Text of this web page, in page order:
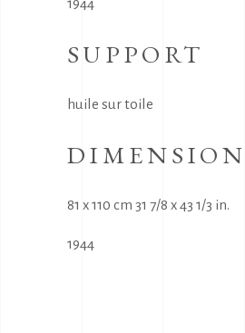
1944
SUPPORT
huile sur toile
81 x 110 cm 31 7/8 x 43 1/3 in.
1944